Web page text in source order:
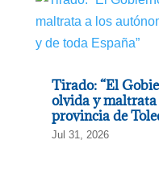
Tirado: “El
olvida y maltrata
provincia de
Jul 31, 2026